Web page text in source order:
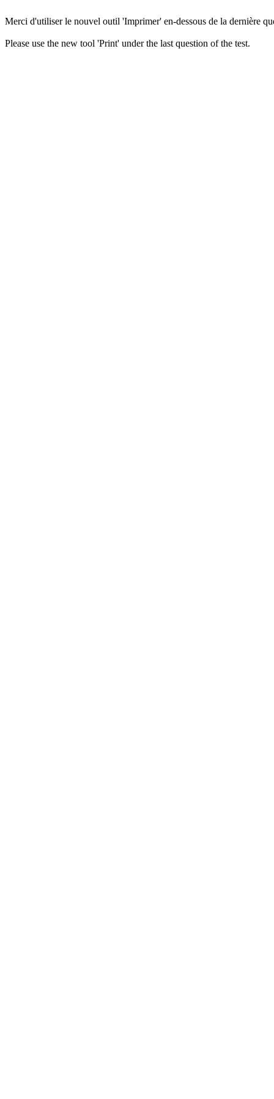
Merci d'utiliser le nouvel outil 'Imprimer' en-dessous de la dernière
Please use the new tool 'Print' under the last question of the test.